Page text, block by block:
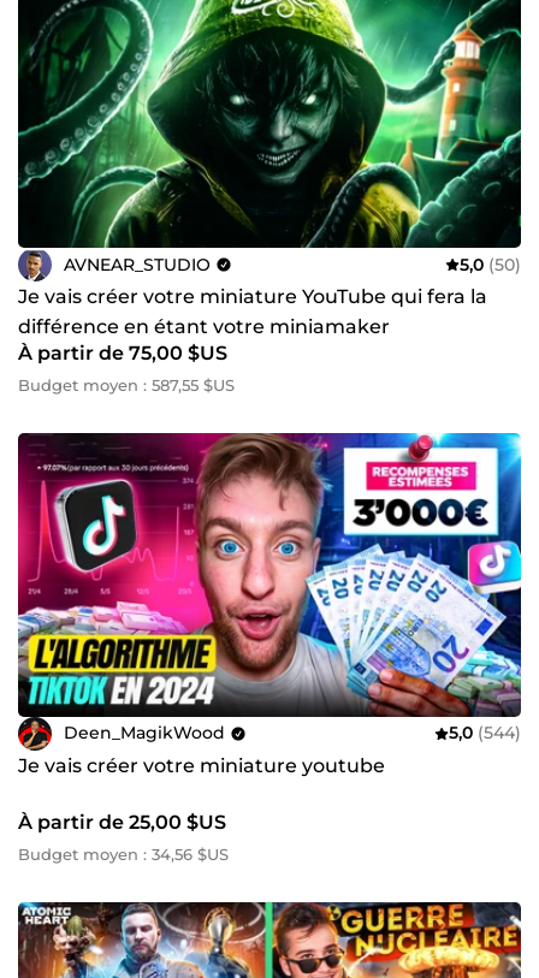
AVNEAR_STUDIO 5,0 (50)
Je vais créer votre miniature YouTube qui fera la
différence en étant votre miniamaker
À partir de 75,00 $US
Budget moyen : 587,55 $US
Deen_MagikWood 5,0 (544)
Je vais créer votre miniature youtube
À partir de 25,00 $US
Budget moyen : 34,56 $US